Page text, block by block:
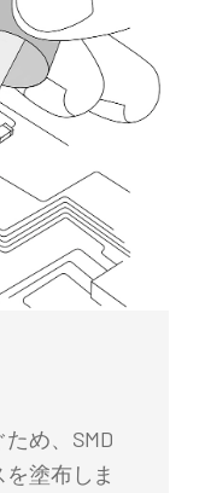
め、SMD
塗布しま